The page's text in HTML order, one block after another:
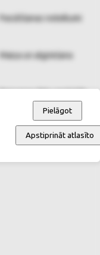
Pasūtīšanas noteikumi
Maiņa un atgriešana
Pielāgot
Apstiprināt atlasīto